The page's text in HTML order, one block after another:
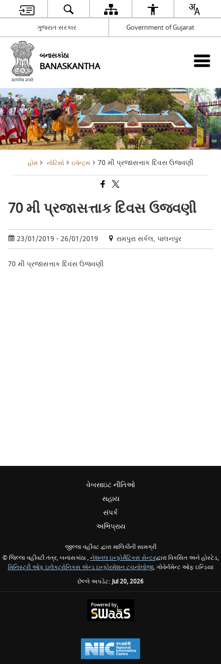
ગુજરાત સરકાર Government of Gujarat
બનાસકાંઠા
BANASKANTHA
હોમ નોટિસો ઇવેન્ટ્સ 70 મી પ્રજાસત્તાક દિવસ ઉજવણી
70 મી પ્રજાસત્તાક દિવસ ઉજવણી
23/01/2019 - 26/01/2019 રામપુરા સર્કલ, પાલનપુર
70 મી પ્રજાસત્તાક દિવસ ઉજવણી
વેબસાઇટ નીતિઓ
સહાય
સંપર્ક
અભિપ્રાય
જીલ્લા વહીવટ દ્વારા માલિકીની સામગ્રી
© જિલ્લા વહીવટી તંત્ર, બનાસકાંઠા , નેશનલ ઇન્ફોર્મેટિક્સ સેન્ટરદ્વારા વિકસિત અને હોસ્ટેડ,
મિનિસ્ટ્રી ઓફ ઇલેક્ટ્રોનિક્સ એન્ડ ઇન્ફોરમેશન ટચનોલોજી, ગોવેર્નમેન્ટ ઓફ ઇન્ડિયા
છેલ્લે અપડેટ:Jul 20, 2026